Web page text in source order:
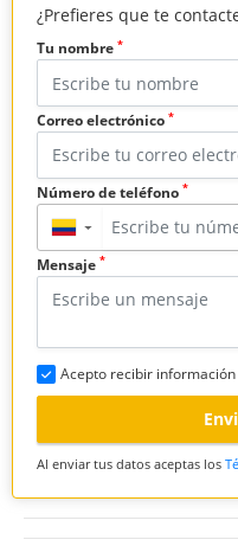
¿Prefieres que te
Tu nombre *
Correo electrónico *
Número de teléfono *
▼
Mensaje *
Acepto recibir
Al enviar tus datos aceptas los